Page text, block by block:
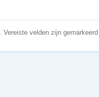
Vereiste velden zijn